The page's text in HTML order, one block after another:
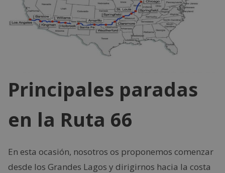
Principales paradas
en la Ruta 66
En esta ocasión, nosotros os proponemos comenzar
desde los Grandes Lagos y dirigirnos hacia la costa